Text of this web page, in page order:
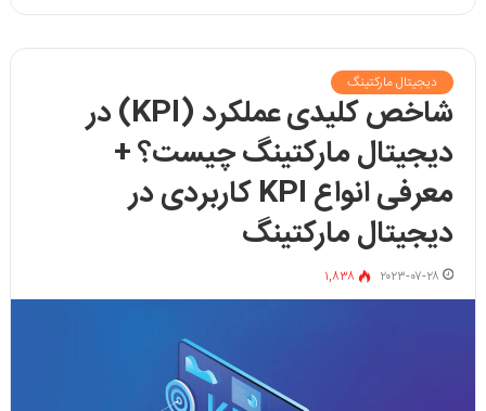
دیجیتال مارکتینگ
شاخص کلیدی عملکرد (KPI) در
دیجیتال مارکتینگ چیست؟ +
معرفی انواع KPI کاربردی در
دیجیتال مارکتینگ
۲۰۲۳-۰۷-۲۸ ۱,۸۳۸